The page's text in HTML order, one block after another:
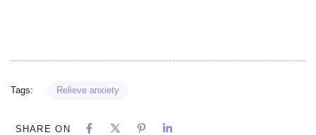
Tags: Relieve anxiety
SHARE ON